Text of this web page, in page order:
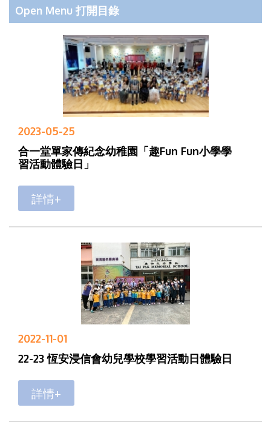
Open Menu 打開目錄
2023-05-25
合一堂單家傳紀念幼稚園「趣Fun Fun小學學
習活動體驗日」
詳情+
2022-11-01
22-23 恆安浸信會幼兒學校學習活動日體驗日
詳情+